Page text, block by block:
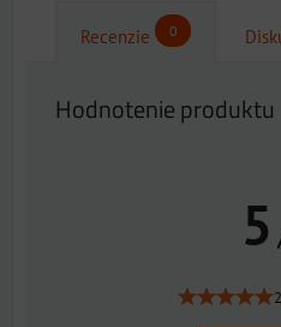
Recenzie 0
Hodnotenie produktu
5